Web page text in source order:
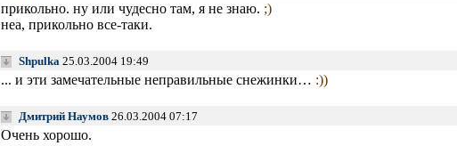
прикольно. ну или чудесно там, я не знаю. ;)
неа, прикольно все-таки.
Shpulka25.03.2004 19:49
... и эти замечательные неправильные снежинки… :))
Дмитрий Наумов26.03.2004 07:17
Очень хорошо.